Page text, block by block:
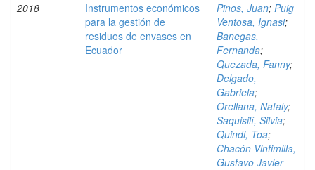
2018
Instrumentos económicos
para la gestión de
residuos de envases en
Ecuador
Pinos, Juan; Puig
Ventosa, Ignasi;
Banegas,
Fernanda;
Quezada, Fanny;
Delgado,
Gabriela;
Orellana, Nataly;
Saquisilí, Silvia;
Quindi, Toa;
Chacón Vintimilla,
Gustavo Javier